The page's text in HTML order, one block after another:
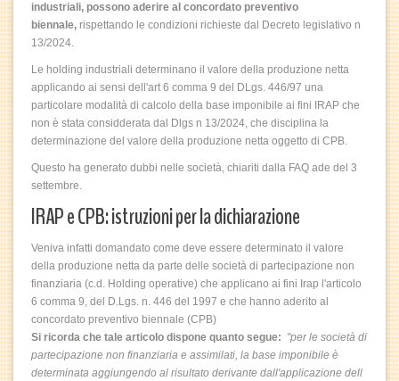
industriali, possono aderire al concordato preventivo
biennale, rispettando le condizioni richieste dal Decreto legislativo n
13/2024.
Le holding industriali determinano il valore della produzione netta
applicando ai sensi dell'art 6 comma 9 del DLgs. 446/97 una
particolare modalità di calcolo della base imponibile ai fini IRAP che
non è stata considderata dal Dlgs n 13/2024, che disciplina la
determinazione del valore della produzione netta oggetto di CPB.
Questo ha generato dubbi nelle società, chiariti dalla FAQ ade del 3
settembre.
IRAP e CPB: istruzioni per la dichiarazione
Veniva infatti domandato come deve essere determinato il valore
della produzione netta da parte delle società di partecipazione non
finanziaria (c.d. Holding operative) che applicano ai fini Irap l'articolo
6 comma 9, del D.Lgs. n. 446 del 1997 e che hanno aderito al
concordato preventivo biennale (CPB)
Si ricorda che tale articolo dispone quanto segue: "per le società di
partecipazione non finanziaria e assimilati, la base imponibile è
determinata aggiungendo al risultato derivante dall'applicazione dell